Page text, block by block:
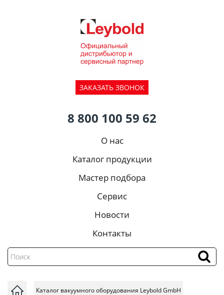
ЗАКАЗАТЬ ЗВОНОК
8 800 100 59 62
О нас
Каталог продукции
Мастер подбора
Сервис
Новости
Контакты
Каталог вакуумного оборудования Leybold GmbH